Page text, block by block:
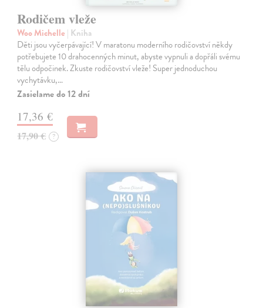
Rodičem vleže
Woo Michelle | Kniha
Děti jsou vyčerpávající! V maratonu moderního rodičovství někdy
potřebujete 10 drahocenných minut, abyste vypnuli a dopřáli svému
tělu odpočinek. Zkuste rodičovství vleže! Super jednoduchou
vychytávku,…
Zasielame do 12 dní
17,36 €
17,90 € ?